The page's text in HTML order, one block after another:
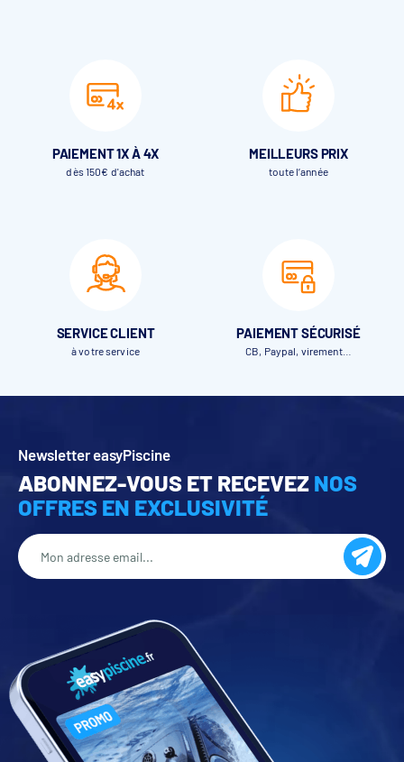
PAIEMENT 1X À 4X
dès 150€ d'achat
MEILLEURS PRIX
toute l’année
SERVICE CLIENT
à votre service
PAIEMENT SÉCURISÉ
CB, Paypal, virement…
Newsletter easyPiscine
ABONNEZ-VOUS ET RECEVEZ NOS
OFFRES EN EXCLUSIVITÉ